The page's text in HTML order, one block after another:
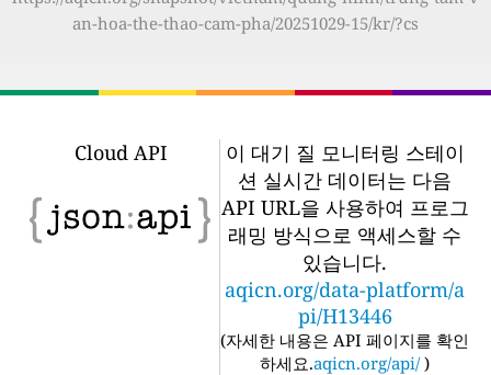
an-hoa-the-thao-cam-pha/20251029-15/kr/?cs
Cloud API
이 대기 질 모니터링 스테이
션 실시간 데이터는 다음
API URL을 사용하여 프로그
래밍 방식으로 액세스할 수
있습니다.
aqicn.org/data-platform/a
pi/H13446
(자세한 내용은 API 페이지를 확인
하세요.aqicn.org/api/ )